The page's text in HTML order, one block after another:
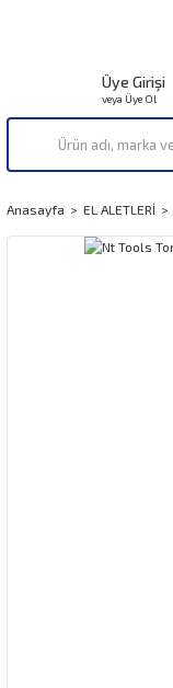
Üye Girişi
veya Üye Ol
Anasayfa EL ALETLERİ